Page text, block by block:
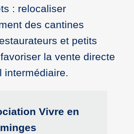
: relocaliser
des cantines
et petits
la vente directe
intermédiaire.
Vivre en